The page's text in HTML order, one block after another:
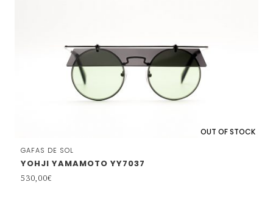
OUT OF STOCK
GAFAS DE SOL
YOHJI YAMAMOTO YY7037
530,00€